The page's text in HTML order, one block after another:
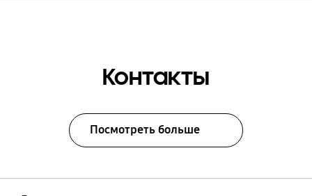
Контакты
Посмотреть больше